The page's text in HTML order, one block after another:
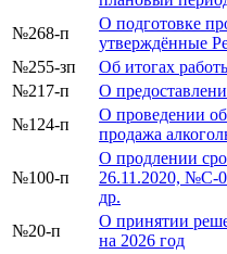
№268-п
О подготовке
утверждённые
№255-зп
Об итогах
№217-п
О
№124-п
О проведении
продажа
№100-п
О продлении
26.11.2020, №С-
др.
№20-п
О принятии
на 2026 год